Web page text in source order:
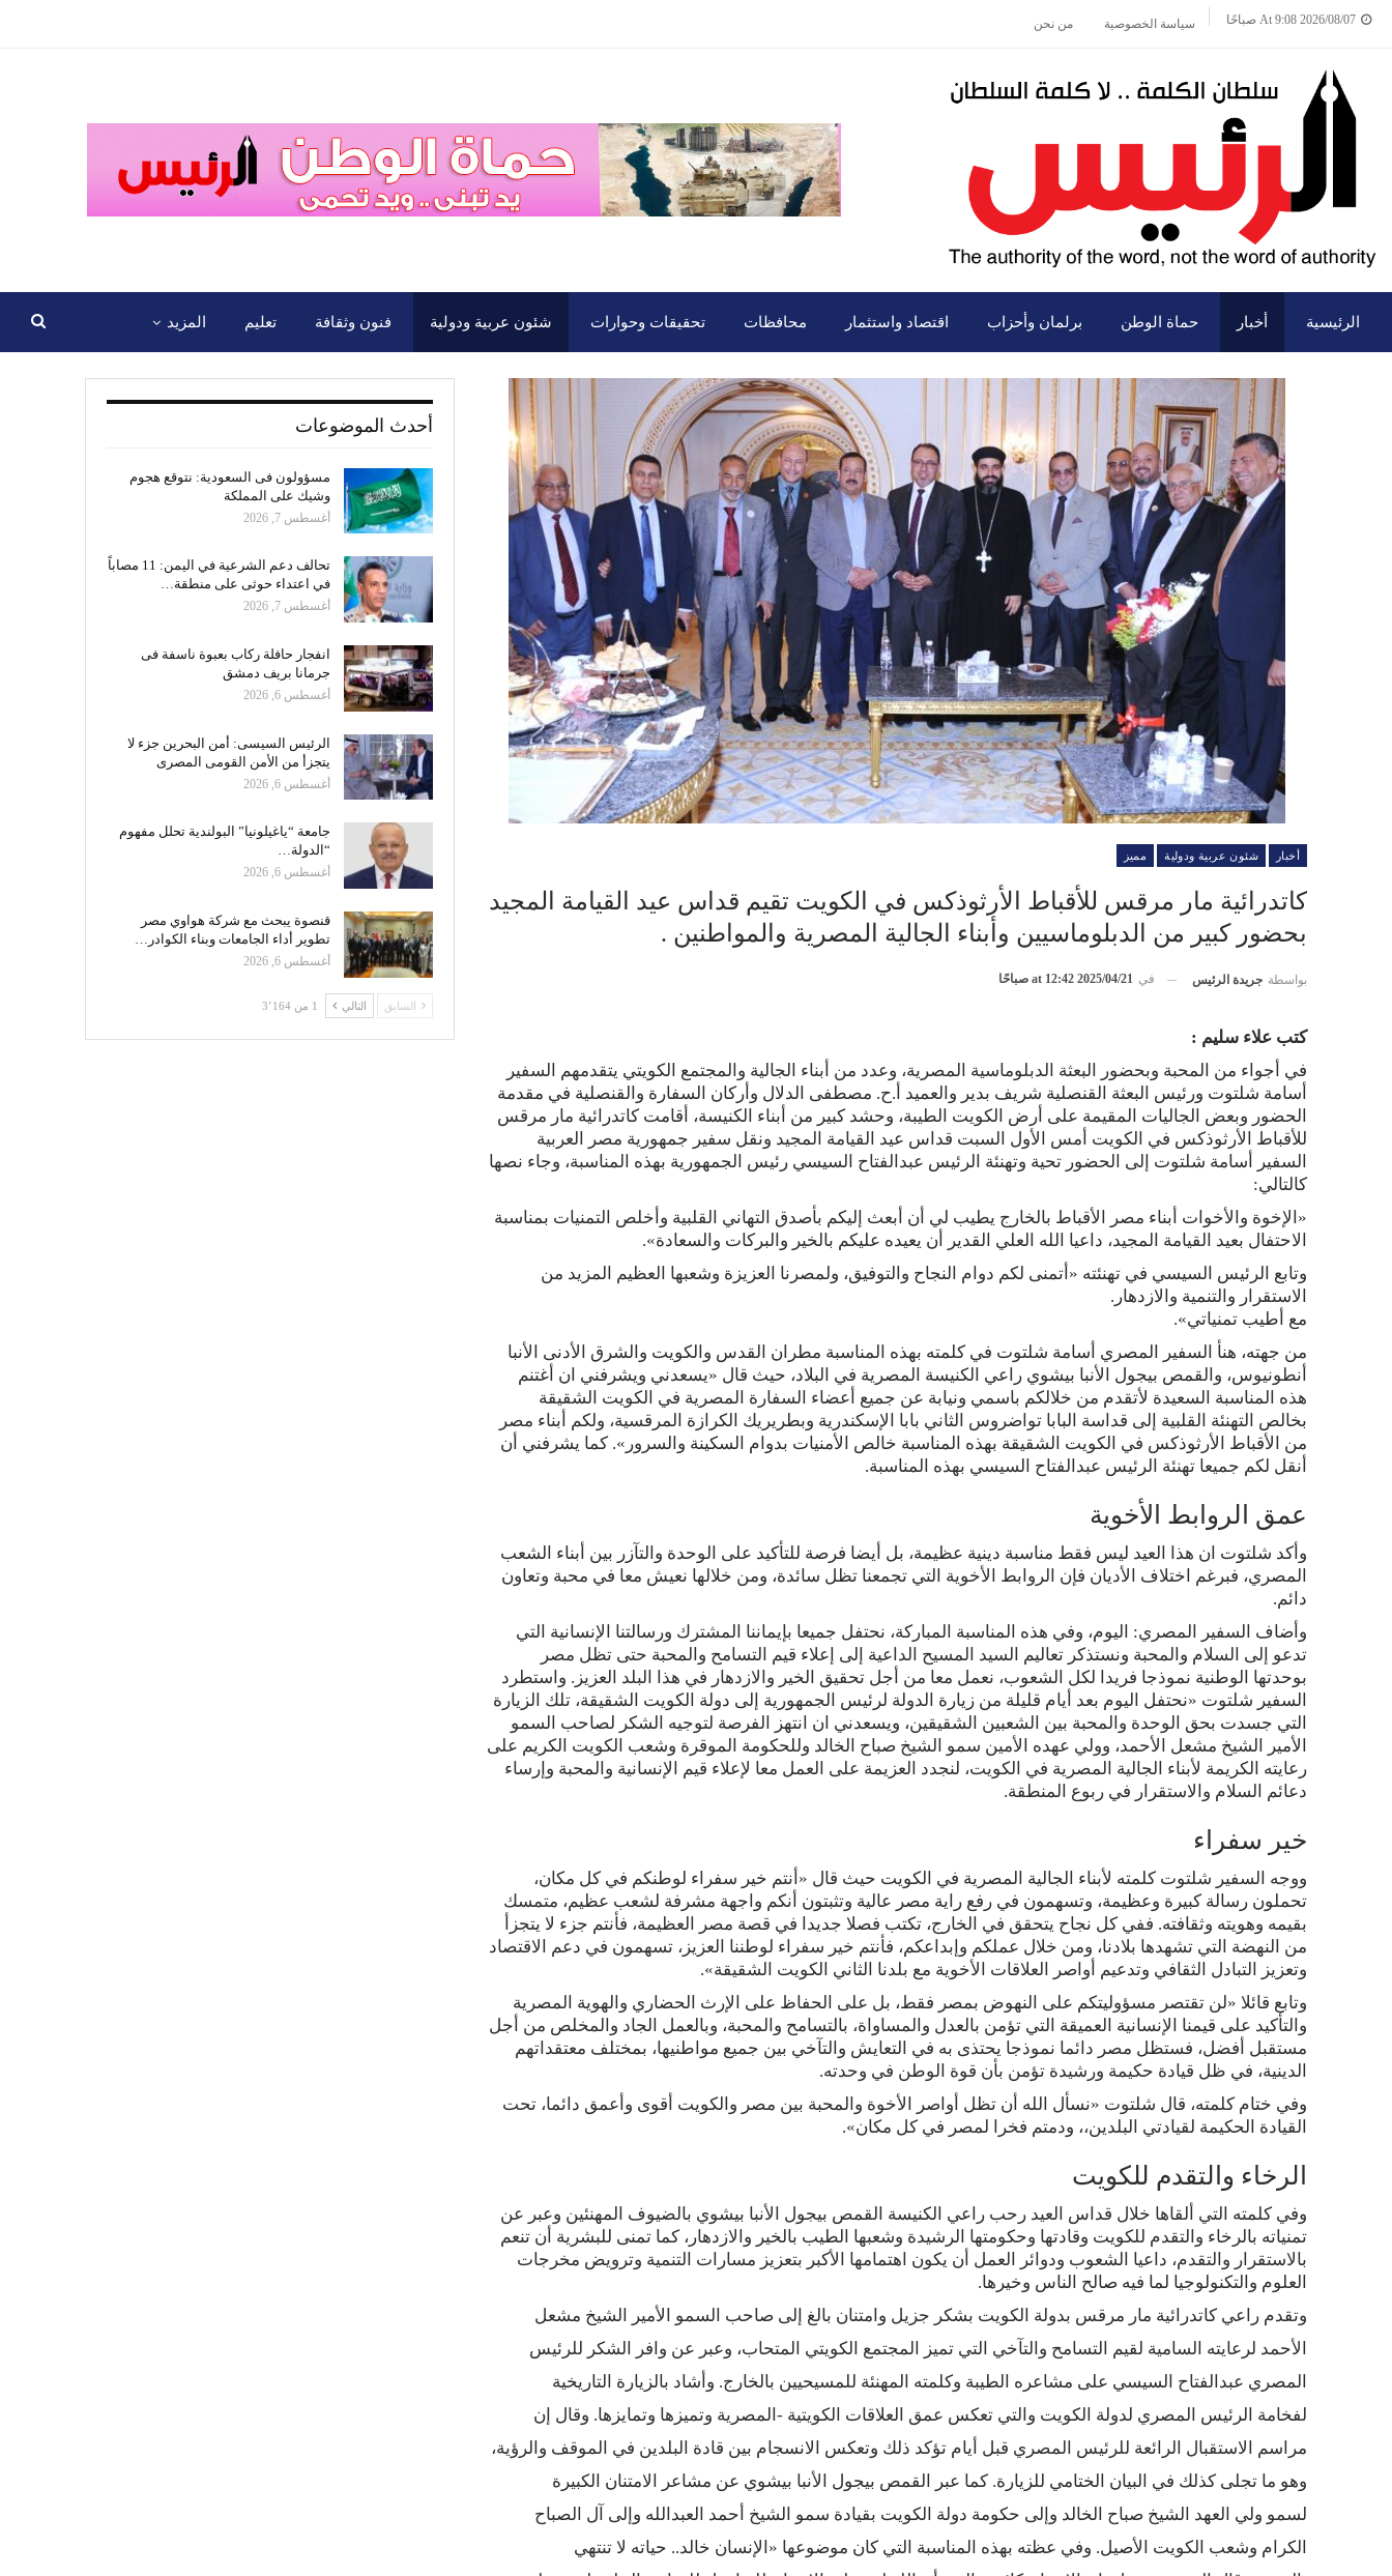
2026/08/07 At 9:08 صباحًا سياسة الخصوصية من نحن
الرئيسية أخبار حماة الوطن برلمان وأحزاب اقتصاد واستثمار محافظات تحقيقات وحوارات شئون عربية ودولية فنون وثقافة تعليم المزيد
أخبار شئون عربية ودولية مميز
كاتدرائية مار مرقس للأقباط الأرثوذكس في الكويت تقيم قداس عيد القيامة المجيد
بحضور كبير من الدبلوماسيين وأبناء الجالية المصرية والمواطنين .
بواسطة جريدة الرئيس في 2025/04/21 at 12:42 صباحًا
كتب علاء سليم :
في أجواء من المحبة وبحضور البعثة الدبلوماسية المصرية، وعدد من أبناء الجالية والمجتمع الكويتي يتقدمهم السفير
أسامة شلتوت ورئيس البعثة القنصلية شريف بدير والعميد أ.ح. مصطفى الدلال وأركان السفارة والقنصلية في مقدمة
الحضور وبعض الجاليات المقيمة على أرض الكويت الطيبة، وحشد كبير من أبناء الكنيسة، أقامت كاتدرائية مار مرقس
للأقباط الأرثوذكس في الكويت أمس الأول السبت قداس عيد القيامة المجيد ونقل سفير جمهورية مصر العربية
السفير أسامة شلتوت إلى الحضور تحية وتهنئة الرئيس عبدالفتاح السيسي رئيس الجمهورية بهذه المناسبة، وجاء نصها
كالتالي:
«الإخوة والأخوات أبناء مصر الأقباط بالخارج يطيب لي أن أبعث إليكم بأصدق التهاني القلبية وأخلص التمنيات بمناسبة
الاحتفال بعيد القيامة المجيد، داعيا الله العلي القدير أن يعيده عليكم بالخير والبركات والسعادة».
وتابع الرئيس السيسي في تهنئته «أتمنى لكم دوام النجاح والتوفيق، ولمصرنا العزيزة وشعبها العظيم المزيد من
الاستقرار والتنمية والازدهار.
مع أطيب تمنياتي».
من جهته، هنأ السفير المصري أسامة شلتوت في كلمته بهذه المناسبة مطران القدس والكويت والشرق الأدنى الأنبا
أنطونيوس، والقمص بيجول الأنبا بيشوي راعي الكنيسة المصرية في البلاد، حيث قال «يسعدني ويشرفني ان أغتنم
هذه المناسبة السعيدة لأتقدم من خلالكم باسمي ونيابة عن جميع أعضاء السفارة المصرية في الكويت الشقيقة
بخالص التهنئة القلبية إلى قداسة البابا تواضروس الثاني بابا الإسكندرية وبطريريك الكرازة المرقسية، ولكم أبناء مصر
من الأقباط الأرثوذكس في الكويت الشقيقة بهذه المناسبة خالص الأمنيات بدوام السكينة والسرور». كما يشرفني أن
أنقل لكم جميعا تهنئة الرئيس عبدالفتاح السيسي بهذه المناسبة.
عمق الروابط الأخوية
وأكد شلتوت ان هذا العيد ليس فقط مناسبة دينية عظيمة، بل أيضا فرصة للتأكيد على الوحدة والتآزر بين أبناء الشعب
المصري، فبرغم اختلاف الأديان فإن الروابط الأخوية التي تجمعنا تظل سائدة، ومن خلالها نعيش معا في محبة وتعاون
دائم.
وأضاف السفير المصري: اليوم، وفي هذه المناسبة المباركة، نحتفل جميعا بإيماننا المشترك ورسالتنا الإنسانية التي
تدعو إلى السلام والمحبة ونستذكر تعاليم السيد المسيح الداعية إلى إعلاء قيم التسامح والمحبة حتى تظل مصر
بوحدتها الوطنية نموذجا فريدا لكل الشعوب، نعمل معا من أجل تحقيق الخير والازدهار في هذا البلد العزيز. واستطرد
السفير شلتوت «نحتفل اليوم بعد أيام قليلة من زيارة الدولة لرئيس الجمهورية إلى دولة الكويت الشقيقة، تلك الزيارة
التي جسدت بحق الوحدة والمحبة بين الشعبين الشقيقين، ويسعدني ان انتهز الفرصة لتوجيه الشكر لصاحب السمو
الأمير الشيخ مشعل الأحمد، وولي عهده الأمين سمو الشيخ صباح الخالد وللحكومة الموقرة وشعب الكويت الكريم على
رعايته الكريمة لأبناء الجالية المصرية في الكويت، لنجدد العزيمة على العمل معا لإعلاء قيم الإنسانية والمحبة وإرساء
دعائم السلام والاستقرار في ربوع المنطقة.
خير سفراء
ووجه السفير شلتوت كلمته لأبناء الجالية المصرية في الكويت حيث قال «أنتم خير سفراء لوطنكم في كل مكان،
تحملون رسالة كبيرة وعظيمة، وتسهمون في رفع راية مصر عالية وتثبتون أنكم واجهة مشرفة لشعب عظيم، متمسك
بقيمه وهويته وثقافته. ففي كل نجاح يتحقق في الخارج، تكتب فصلا جديدا في قصة مصر العظيمة، فأنتم جزء لا يتجزأ
من النهضة التي تشهدها بلادنا، ومن خلال عملكم وإبداعكم، فأنتم خير سفراء لوطننا العزيز، تسهمون في دعم الاقتصاد
وتعزيز التبادل الثقافي وتدعيم أواصر العلاقات الأخوية مع بلدنا الثاني الكويت الشقيقة».
وتابع قائلا «لن تقتصر مسؤوليتكم على النهوض بمصر فقط، بل على الحفاظ على الإرث الحضاري والهوية المصرية
والتأكيد على قيمنا الإنسانية العميقة التي تؤمن بالعدل والمساواة، بالتسامح والمحبة، وبالعمل الجاد والمخلص من أجل
مستقبل أفضل، فستظل مصر دائما نموذجا يحتذى به في التعايش والتآخي بين جميع مواطنيها، بمختلف معتقداتهم
الدينية، في ظل قيادة حكيمة ورشيدة تؤمن بأن قوة الوطن في وحدته.
وفي ختام كلمته، قال شلتوت «نسأل الله أن تظل أواصر الأخوة والمحبة بين مصر والكويت أقوى وأعمق دائما، تحت
القيادة الحكيمة لقيادتي البلدين،، ودمتم فخرا لمصر في كل مكان».
الرخاء والتقدم للكويت
وفي كلمته التي ألقاها خلال قداس العيد رحب راعي الكنيسة القمص بيجول الأنبا بيشوي بالضيوف المهنئين وعبر عن
تمنياته بالرخاء والتقدم للكويت وقادتها وحكومتها الرشيدة وشعبها الطيب بالخير والازدهار، كما تمنى للبشرية أن تنعم
بالاستقرار والتقدم، داعيا الشعوب ودوائر العمل أن يكون اهتمامها الأكبر بتعزيز مسارات التنمية وترويض مخرجات
العلوم والتكنولوجيا لما فيه صالح الناس وخيرها.
وتقدم راعي كاتدرائية مار مرقس بدولة الكويت بشكر جزيل وامتنان بالغ إلى صاحب السمو الأمير الشيخ مشعل
الأحمد لرعايته السامية لقيم التسامح والتآخي التي تميز المجتمع الكويتي المتحاب، وعبر عن وافر الشكر للرئيس
المصري عبدالفتاح السيسي على مشاعره الطيبة وكلمته المهنئة للمسيحيين بالخارج. وأشاد بالزيارة التاريخية
لفخامة الرئيس المصري لدولة الكويت والتي تعكس عمق العلاقات الكويتية -المصرية وتميزها وتمايزها. وقال إن
مراسم الاستقبال الرائعة للرئيس المصري قبل أيام تؤكد ذلك وتعكس الانسجام بين قادة البلدين في الموقف والرؤية،
وهو ما تجلى كذلك في البيان الختامي للزيارة. كما عبر القمص بيجول الأنبا بيشوي عن مشاعر الامتنان الكبيرة
لسمو ولي العهد الشيخ صباح الخالد وإلى حكومة دولة الكويت بقيادة سمو الشيخ أحمد العبدالله وإلى آل الصباح
الكرام وشعب الكويت الأصيل. وفي عظته بهذه المناسبة التي كان موضوعها «الإنسان خالد.. حياته لا تنتهي
أحدث الموضوعات
مسؤولون فى السعودية: نتوقع هجوم
وشيك على المملكة
أغسطس 7, 2026
تحالف دعم الشرعية في اليمن: 11 مصاباً
في اعتداء حوثى على منطقة…
أغسطس 7, 2026
انفجار حافلة ركاب بعبوة ناسفة فى
جرمانا بريف دمشق
أغسطس 6, 2026
الرئيس السيسى: أمن البحرين جزء لا
يتجزأ من الأمن القومى المصرى
أغسطس 6, 2026
جامعة “ياغيلونيا” البولندية تحلل مفهوم
“الدولة…
أغسطس 6, 2026
قنصوة يبحث مع شركة هواوي مصر
تطوير أداء الجامعات وبناء الكوادر…
أغسطس 6, 2026
السابق التالي 1 من 3٬164